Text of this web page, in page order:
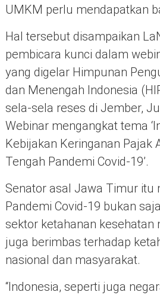
UMKM perlu mendapatkan
Hal tersebut disampaikan
pembicara kunci dalam
yang digelar Himpunan
dan Menengah Indonesia
sela-sela reses di Jember,
Webinar mengangkat tema
Kebijakan Keringanan Pajak
Tengah Pandemi Covid-19’.
Senator asal Jawa Timur itu
Pandemi Covid-19 bukan
sektor ketahanan kesehatan
juga berimbas terhadap
nasional dan masyarakat.
“Indonesia, seperti juga